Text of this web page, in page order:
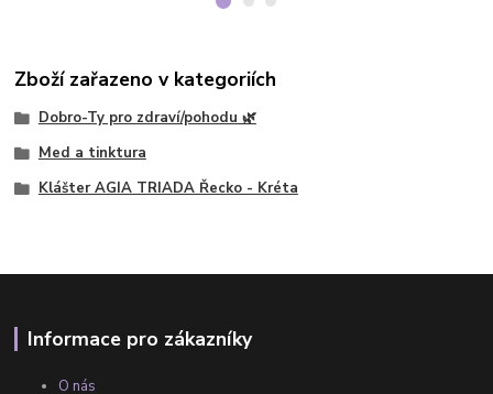
Zboží zařazeno v kategoriích
Dobro-Ty pro zdraví/pohodu 🌿
Med a tinktura
Klášter AGIA TRIADA Řecko - Kréta
Informace pro zákazníky
O nás